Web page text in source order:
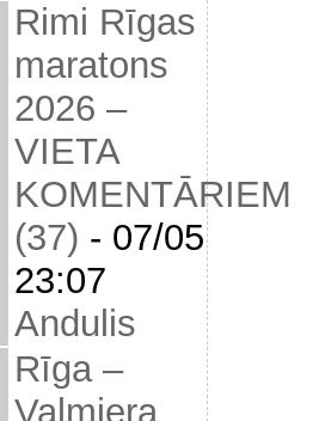
Rimi Rīgas
maratons
2026 –
VIETA
KOMENTĀRIEM
(37) - 07/05
23:07
Andulis
Rīga –
Valmiera